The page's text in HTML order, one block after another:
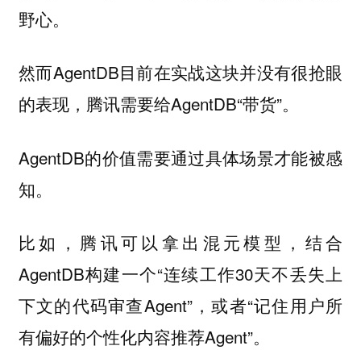
野心。
然而AgentDB目前在实战这块并没有很抢眼
的表现，腾讯需要给AgentDB“带货”。
AgentDB的价值需要通过具体场景才能被感
知。
比如，腾讯可以拿出混元模型，结合
AgentDB构建一个“连续工作30天不丢失上
下文的代码审查Agent”，或者“记住用户所
有偏好的个性化内容推荐Agent”。